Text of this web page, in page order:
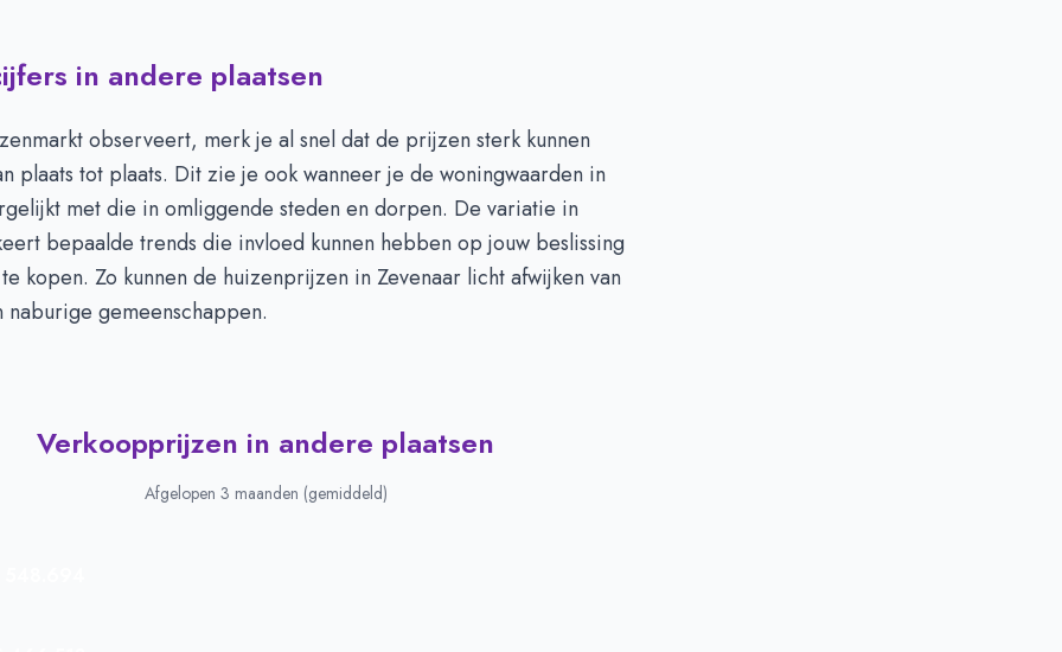
in andere plaatsen
observeert, merk je al snel dat de prijzen sterk kunnen
plaats tot plaats. Dit zie je ook wanneer je de woningwaarden in
met die in omliggende steden en dorpen. De variatie in
bepaalde trends die invloed kunnen hebben op jouw beslissing
kopen. Zo kunnen de huizenprijzen in Zevenaar licht afwijken van
gemeenschappen.
Verkoopprijzen in andere plaatsen
Afgelopen 3 maanden (gemiddeld)